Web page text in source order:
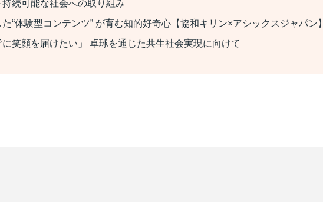
続可能な社会への取り組み
“体験型コンテンツ” が育む知的好奇心【協和キリン×アシックスジャパン】
に笑顔を届けたい」 卓球を通じた共生社会実現に向けて